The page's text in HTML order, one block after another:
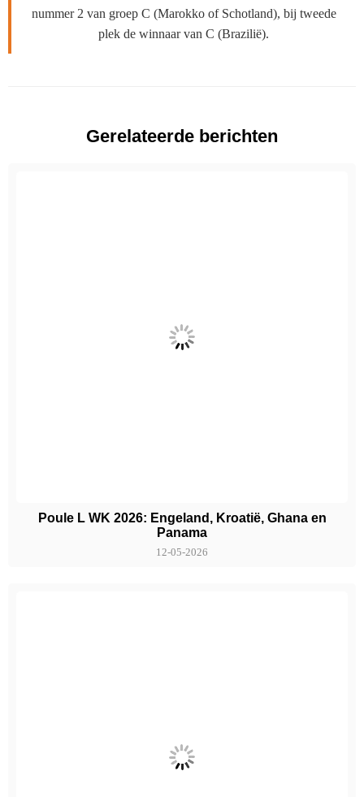
nummer 2 van groep C (Marokko of Schotland), bij tweede
plek de winnaar van C (Brazilië).
Gerelateerde berichten
Poule L WK 2026: Engeland, Kroatië, Ghana en
Panama
12-05-2026